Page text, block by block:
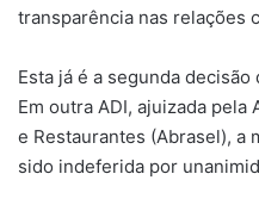
transparência nas relações
Esta já é a segunda
Em outra ADI, ajuizada pela
e Restaurantes (Abrasel), a
sido indeferida por